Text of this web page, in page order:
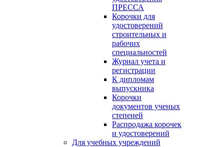
ПРЕССА
Корочки для
удостоверений
строительных и
рабочих
специальностей
Журнал учета и
регистрации
К дипломам
выпускника
Корочки
документов ученых
степеней
Распродажа корочек
и удостоверений
Для учебных учреждений